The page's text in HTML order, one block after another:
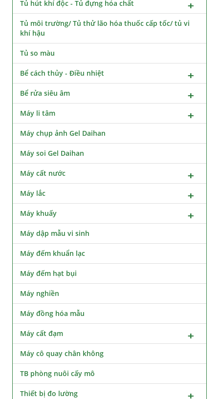
Tủ hút khí độc - Tủ đựng hóa chất
Tủ môi trường/ Tủ thử lão hóa thuốc cấp tốc/ tủ vi
khí hậu
Tủ so màu
Bể cách thủy - Điều nhiệt
Bể rửa siêu âm
Máy li tâm
Máy chụp ảnh Gel Daihan
Máy soi Gel Daihan
Máy cất nước
Máy lắc
Máy khuấy
Máy dập mẫu vi sinh
Máy đếm khuẩn lạc
Máy đếm hạt bụi
Máy nghiền
Máy đồng hóa mẫu
Máy cất đạm
Máy cô quay chân không
TB phòng nuôi cấy mô
Thiết bị đo lường